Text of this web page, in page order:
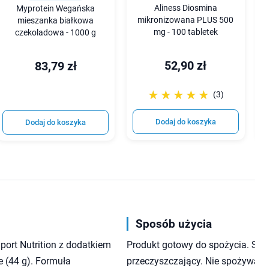
Myprotein Wegańska
mieszanka białkowa
czekoladowa - 1000 g
83,79 zł
Dodaj do koszyka
Aliness Diosmina
mikronizowana PLUS 500
mg - 100 tabletek
52,90 zł
☆☆☆☆☆
★★★★★ (3)
Dodaj do koszyka
Nutrition z dodatkiem
g). Formuła
Sposób użycia
Produkt gotowy do spożycia.
przeczyszczający. Nie